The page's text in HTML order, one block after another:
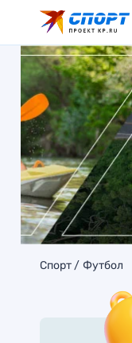
Спорт Футбол